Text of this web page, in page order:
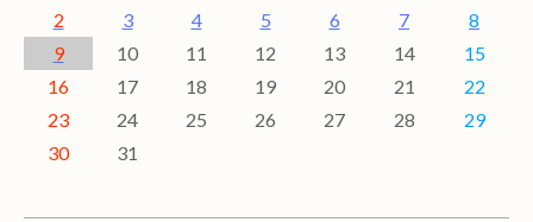
2
3 4 5 6 7
8
9
10 11 12 13 14
15
16
17 18 19 20 21
22
23
24 25 26 27 28
29
30
31